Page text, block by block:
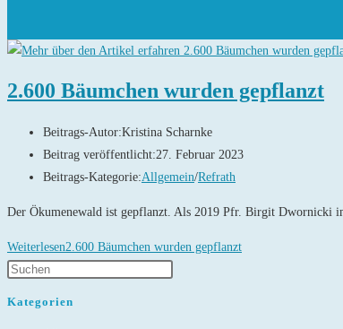
2.600 Bäumchen wurden gepflanzt
Beitrags-Autor:Kristina Scharnke
Beitrag veröffentlicht:27. Februar 2023
Beitrags-Kategorie:Allgemein/Refrath
Der Ökumenewald ist gepflanzt. Als 2019 Pfr. Birgit Dwornicki
Weiterlesen2.600 Bäumchen wurden gepflanzt
Kategorien